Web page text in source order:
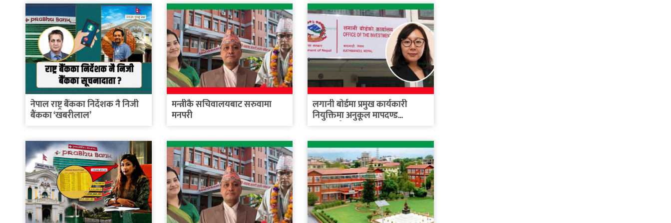
नेपाल राष्ट्र बैंकका निर्देशक नै निजी
बैंकका ‘खबरीलाल’
मन्त्रीकै सचिवालयबाट सरुवामा
मनपरी
लगानी बोर्डमा प्रमुख कार्यकारी
नियुक्तिमा अनुकूल मापदण्ड